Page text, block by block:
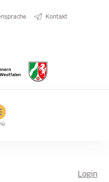
Kontakt
navigation
Login